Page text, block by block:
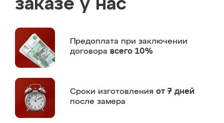
заказе у нас
Предоплата при заключении
договора всего 10%
Сроки изготовления от 7 дней
после замера